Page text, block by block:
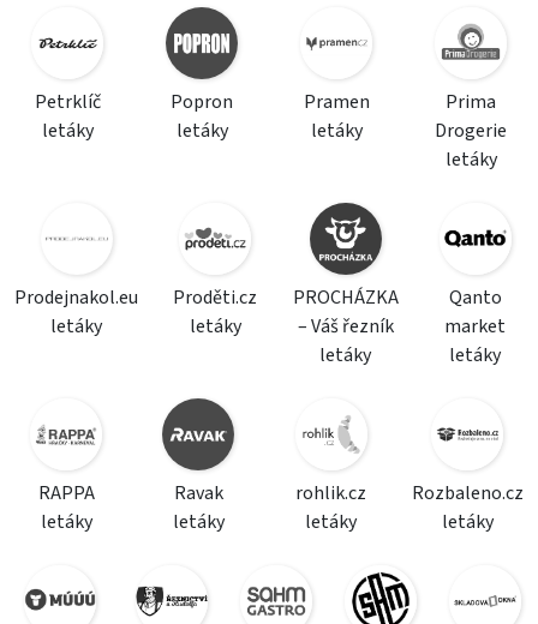
Petrklíč
letáky
Popron
letáky
Pramen
letáky
Prima
Drogerie
letáky
Prodejnakol.eu
letáky
Proděti.cz
letáky
PROCHÁZKA
– Váš řezník
letáky
Qanto
market
letáky
RAPPA
letáky
Ravak
letáky
rohlik.cz
letáky
Rozbaleno.cz
letáky